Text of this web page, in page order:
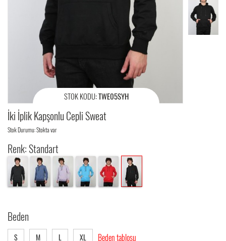
STOK KODU:TWE05SYH
İki İplik Kapşonlu Cepli Sweat
Stok Durumu: Stokta var
Renk: Standart
Beden
S M L XL Beden tablosu